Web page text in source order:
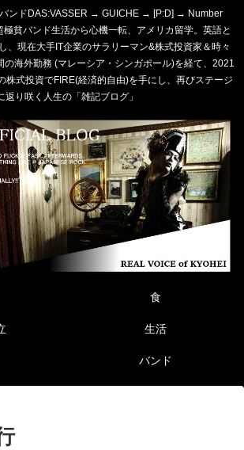
ンドDAS:VASSER → GUICHE → [P:D] → Number
極貧バンド生活から心機一転、アメリカ留学。英語と
、現在大手IT企業のサラリーマン&株式投資家＆時々
の海外勤務 (マレーシア・シンガポール)を経て、2021
株式投資でFIRE(経済的自由)を手にし、再びステージ
返り咲く人生の「雑記ブログ」
食
生活
バンド